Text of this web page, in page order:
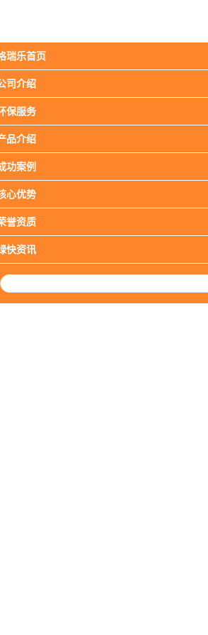
瑞乐首页
司介绍
保服务
品介绍
功案例
心优势
誉资质
快资讯
产品优势 技术优势